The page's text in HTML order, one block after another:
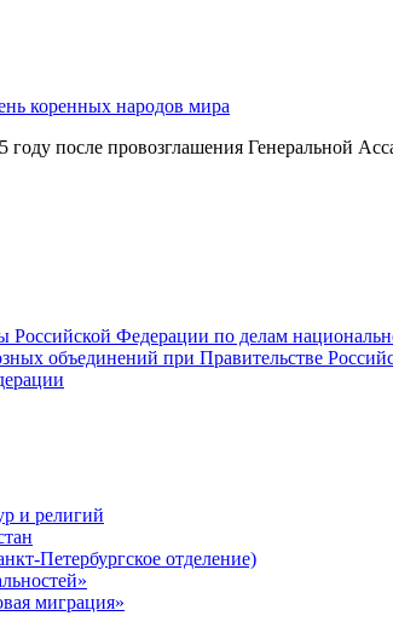
коренных народов мира
году после провозглашения Генеральной
Российской Федерации по делам
объединений при Правительстве
и религий
Петербургское отделение)
миграция»